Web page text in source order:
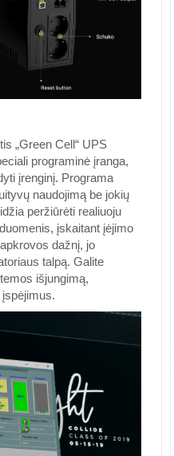
„Green Cell“ UPS
programinė įranga,
įrenginį. Programa
naudojimą be jokių
peržiūrėti realiuoju
įskaitant įėjimo
dažnį, jo
talpą. Galite
išjungimą,